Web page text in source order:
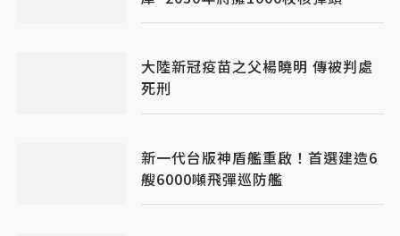
大陸新冠疫苗之父楊曉明 傳被判處
死刑
新一代台版神盾艦重啟！首選建造6
艘6000噸飛彈巡防艦